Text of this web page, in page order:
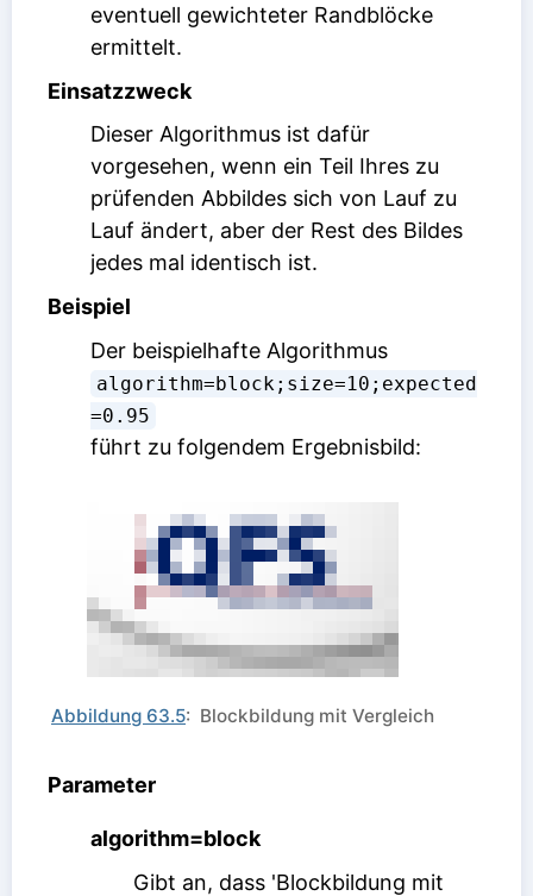
eventuell gewichteter Randblöcke
ermittelt.
Einsatzzweck
Dieser Algorithmus ist dafür
vorgesehen, wenn ein Teil Ihres zu
prüfenden Abbildes sich von Lauf zu
Lauf ändert, aber der Rest des Bildes
jedes mal identisch ist.
Beispiel
Der beispielhafte Algorithmus
algorithm=block;size=10;expected
=0.95
führt zu folgendem Ergebnisbild:
Abbildung 63.5: Blockbildung mit Vergleich
Parameter
algorithm=block
Gibt an, dass 'Blockbildung mit